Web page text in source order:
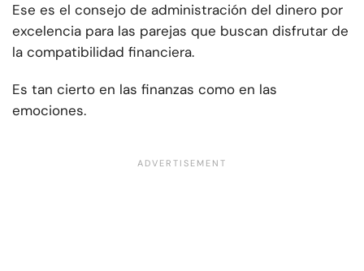
Ese es el consejo de administración del dinero por
excelencia para las parejas que buscan disfrutar de
la compatibilidad financiera.
Es tan cierto en las finanzas como en las
emociones.